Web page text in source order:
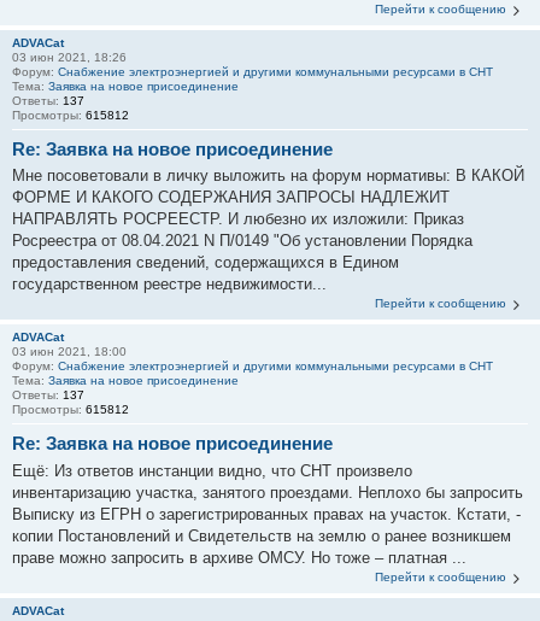
Перейти к сообщению
ADVACat
03 июн 2021, 18:26
Форум: Снабжение электроэнергией и другими коммунальными ресурсами в СНТ
Тема: Заявка на новое присоединение
Ответы: 137
Просмотры: 615812
Re: Заявка на новое присоединение
Мне посоветовали в личку выложить на форум нормативы: В КАКОЙ
ФОРМЕ И КАКОГО СОДЕРЖАНИЯ ЗАПРОСЫ НАДЛЕЖИТ
НАПРАВЛЯТЬ РОСРЕЕСТР. И любезно их изложили: Приказ
Росреестра от 08.04.2021 N П/0149 "Об установлении Порядка
предоставления сведений, содержащихся в Едином
государственном реестре недвижимости...
Перейти к сообщению
ADVACat
03 июн 2021, 18:00
Форум: Снабжение электроэнергией и другими коммунальными ресурсами в СНТ
Тема: Заявка на новое присоединение
Ответы: 137
Просмотры: 615812
Re: Заявка на новое присоединение
Ещё: Из ответов инстанции видно, что СНТ произвело
инвентаризацию участка, занятого проездами. Неплохо бы запросить
Выписку из ЕГРН о зарегистрированных правах на участок. Кстати, -
копии Постановлений и Свидетельств на землю о ранее возникшем
праве можно запросить в архиве ОМСУ. Но тоже – платная ...
Перейти к сообщению
ADVACat